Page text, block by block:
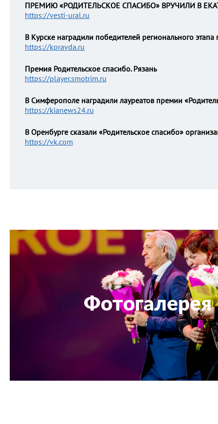
ПРЕМИЮ «РОДИТЕЛЬСКОЕ СПАСИБО» ВРУЧИЛИ В
https://vesti-ural.ru
В Курске наградили победителей регионального
https://kpravda.ru
Премия Родительское спасибо. Рязань
https://player.smotrim.ru
В Симферополе наградили лауреатов премии
https://kianews24.ru
В Оренбурге сказали «Родительское спасибо»
https://vk.com
Фотогалерея